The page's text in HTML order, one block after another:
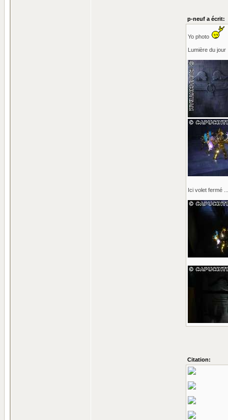
p-neuf a écrit:
Yo photo
Lumière du jour
Ici volet fermé
Citation: